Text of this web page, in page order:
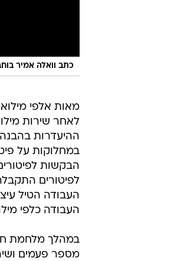
כתב וואלה אמיר
מאות אלפי
לאחר שירות
ההיעדרות
הבקשות
לפיטורים
העבודה כלפי
במהלך מלחמת
מספר פעמים